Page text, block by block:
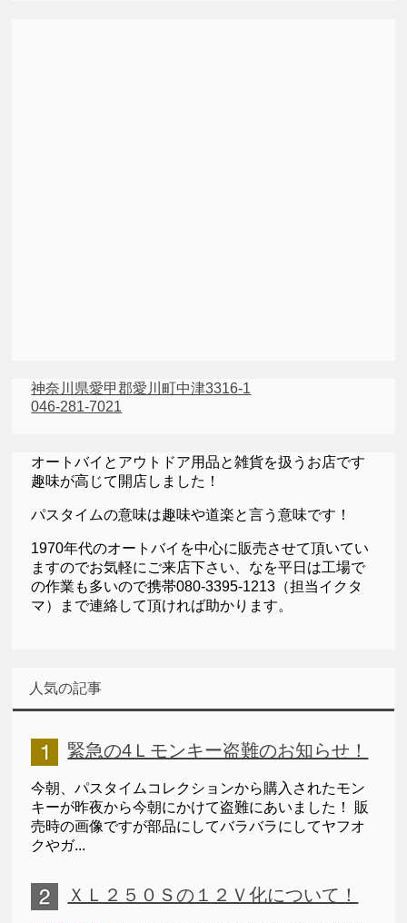
神奈川県愛甲郡愛川町中津3316-1
046-281-7021
オートバイとアウトドア用品と雑貨を扱うお店です
趣味が高じて開店しました！
パスタイムの意味は趣味や道楽と言う意味です！
1970年代のオートバイを中心に販売させて頂いてい
ますのでお気軽にご来店下さい、なを平日は工場で
の作業も多いので携帯080-3395-1213（担当イクタ
マ）まで連絡して頂ければ助かります。
人気の記事
緊急の4Ｌモンキー盗難のお知らせ！
今朝、パスタイムコレクションから購入されたモン
キーが昨夜から今朝にかけて盗難にあいました！ 販
売時の画像ですが部品にしてバラバラにしてヤフオ
クやガ...
ＸＬ２５０Ｓの１２Ｖ化について！